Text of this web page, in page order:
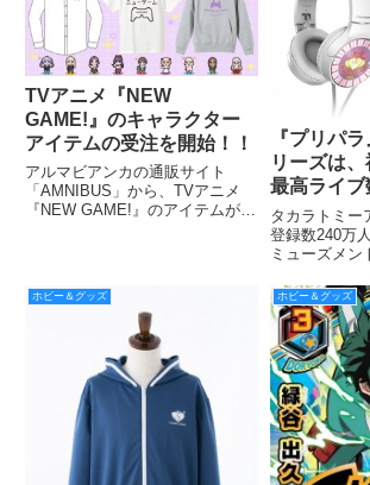
TVアニメ『NEW
GAME!』のキャラクター
アイテムの受注を開始！！
アルマビアンカの通販サイト
「AMNIBUS」から、TVアニメ
『NEW GAME!』のアイテムが発
『プリパ
リーズは
最高ライブ
国のアイド
に200回ラ
す！ これを記念して神ア
イテム『
場
タカラトミー
登録数240万
ミューズメン
リーズ」を
動開始し、こ
過去最高を
して、「プリ
ホビー＆グッズ ホビー＆グッズ